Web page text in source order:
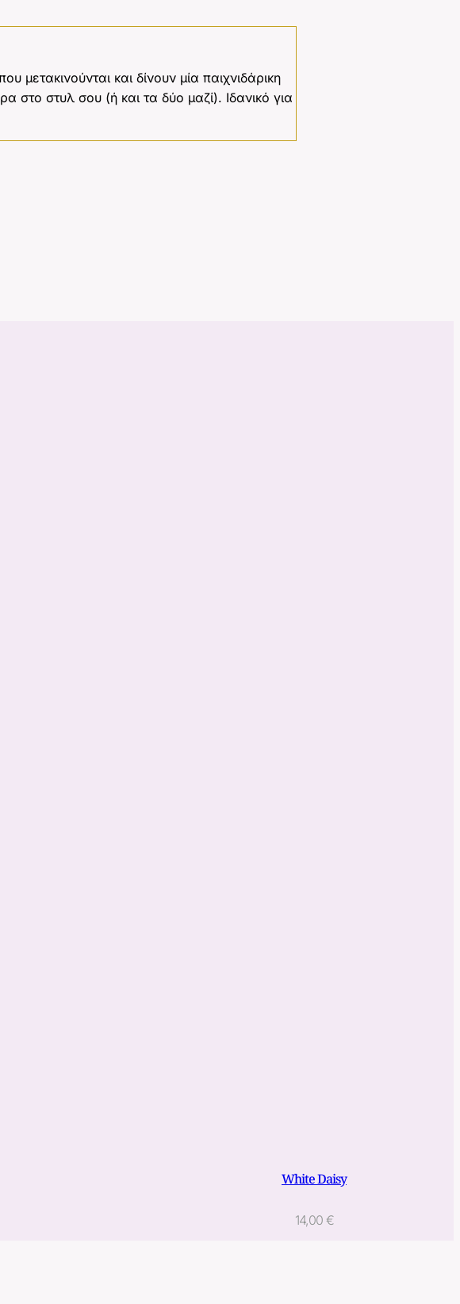
και δίνουν μία παιχνιδάρικη
στο στυλ σου (ή και τα δύο μαζί). Ιδανικό για
White Daisy
14,00 €